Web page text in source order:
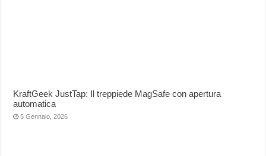
KraftGeek JustTap: Il treppiede MagSafe con apertura
automatica
5 Gennaio, 2026